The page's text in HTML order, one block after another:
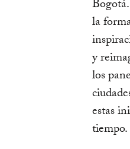
la
y
los
estas
tiempo.